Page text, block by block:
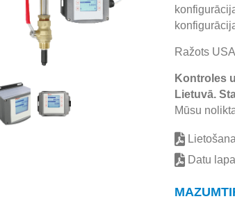
Ražots
Kontroles
Lietuvā.
Mūsu
Datu